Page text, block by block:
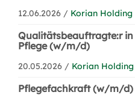
12.06.2026 / Korian Holding
Qualitätsbeauftragte:r in
Pflege (w/m/d)
20.05.2026 / Korian
Pflegefachkraft (w/m/d)